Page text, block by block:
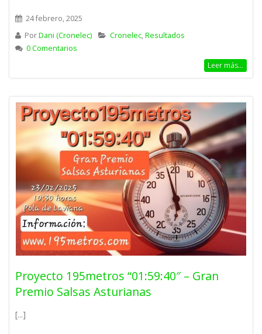
24 febrero, 2025
PorDani (Cronelec) Cronelec,Resultados
0 Comentarios
Leer más...
Proyecto 195metros “01:59:40″ – Gran
Premio Salsas Asturianas
[...]